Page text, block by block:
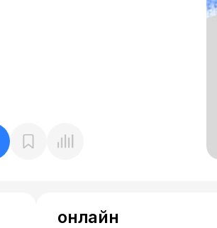
онлайн